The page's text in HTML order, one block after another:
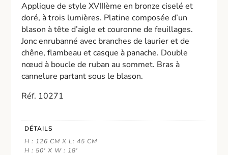
Applique de style XVIIIème en bronze ciselé et
doré, à trois lumières. Platine composée d’un
blason à tête d’aigle et couronne de feuillages.
Jonc enrubanné avec branches de laurier et de
chêne, flambeau et casque à panache. Double
nœud à boucle de ruban au sommet. Bras à
cannelure partant sous le blason.
Réf. 10271
DÉTAILS
H : 126 CM X L: 45 CM
H : 50' X W : 18'